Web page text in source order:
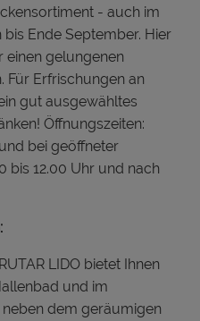
- auch im
Ende September. Hier
einen gelungenen
Für Erfrischungen an
gut ausgewähltes
Öffnungszeiten:
bei geöffneter
bis 12.00 Uhr und nach
LIDO bietet Ihnen
und im
dem geräumigen